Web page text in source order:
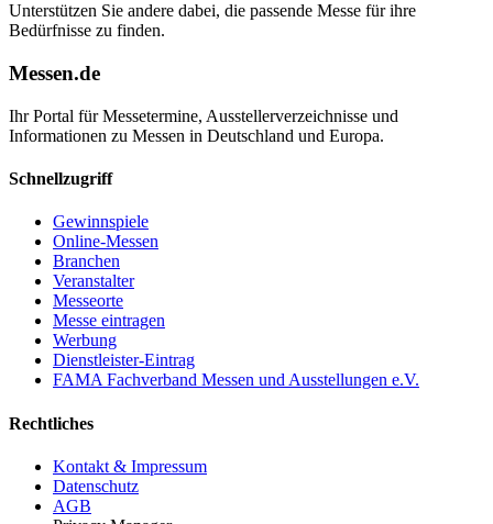
Unterstützen Sie andere dabei, die passende Messe für ihre
Bedürfnisse zu finden.
Messen.de
Ihr Portal für Messetermine, Ausstellerverzeichnisse und
Informationen zu Messen in Deutschland und Europa.
Schnellzugriff
Gewinnspiele
Online-Messen
Branchen
Veranstalter
Messeorte
Messe eintragen
Werbung
Dienstleister-Eintrag
FAMA Fachverband Messen und Ausstellungen e.V.
Rechtliches
Kontakt & Impressum
Datenschutz
AGB